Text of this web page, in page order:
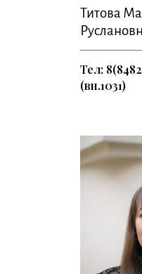
Титова
Тел:
(вн.1031)